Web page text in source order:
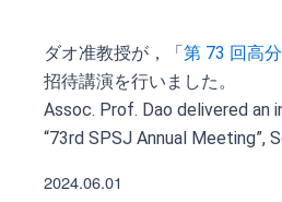
ダオ准教授が，「第 73 回高
招待講演を行いました。
Assoc. Prof. Dao delivered an
“73rd SPSJ Annual Meeting”,
2024.06.01